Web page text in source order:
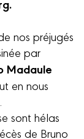
nos préjugés
par
Madaule
en nous
sont hélas
de Bruno